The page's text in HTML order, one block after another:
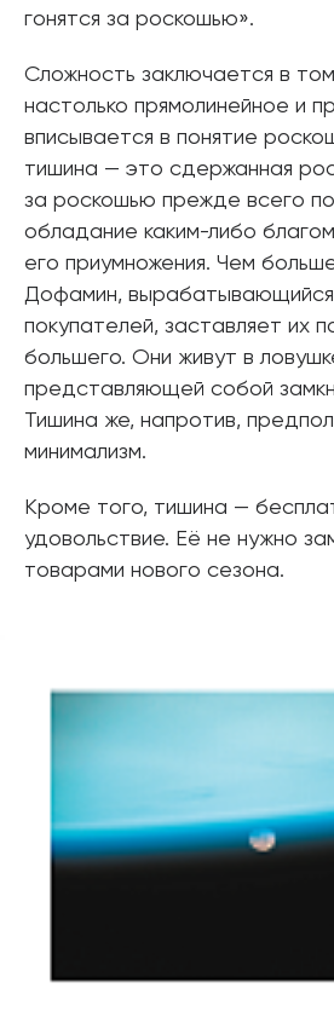
гонятся за роскошью».
Сложность заключается в
настолько прямолинейное и
вписывается в понятие
тишина — это сдержанная
за роскошью прежде всего
обладание каким-либо
его приумножения. Чем
Дофамин, вырабатывающийся
покупателей, заставляет их
большего. Они живут в
представляющей собой
Тишина же, напротив,
минимализм.
Кроме того, тишина —
удовольствие. Её не нужно
товарами нового сезона.